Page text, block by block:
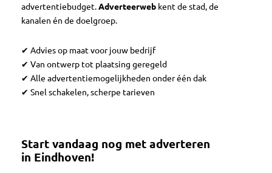
advertentiebudget.Adverteerweb kent de stad, de
kanalen én de doelgroep.
✔ Advies op maat voor jouw bedrijf
✔ Van ontwerp tot plaatsing geregeld
✔ Alle advertentiemogelijkheden onder één dak
✔ Snel schakelen, scherpe tarieven
Start vandaag nog met adverteren
in Eindhoven!